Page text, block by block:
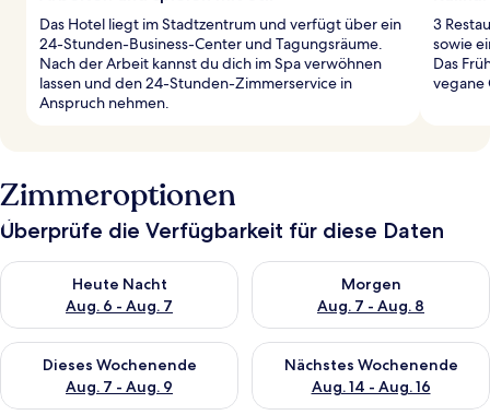
Das Hotel liegt im Stadtzentrum und verfügt über ein
24-Stunden-Business-Center und Tagungsräume.
Nach der Arbeit kannst du dich im Spa verwöhnen
lassen und den 24-Stunden-Zimmerservice in
Anspruch nehmen.
3
sowie
Das
vegane
Zimmeroptionen
Überprüfe die Verfügbarkeit für diese Daten
Heute Nacht
Aug. 6 - Aug. 7
Überprüfe die Verfügbarkeit für heute Nacht, Aug. 6 - Aug. 7.
Morgen
Aug. 7 - Aug. 8
Überprüfe die Verfügbarkeit
Dieses Wochenende
Aug. 7 - Aug. 9
Überprüfe die Verfügbarkeit für dieses Wochenende, Aug. 7
Nächstes Wochenende
Aug. 14 - Aug. 16
Überprüfe die Verfügbarkeit